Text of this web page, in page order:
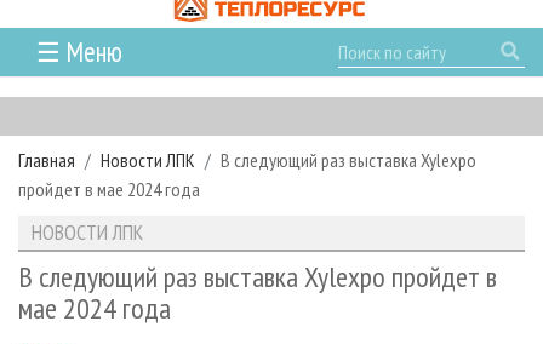
☰ Меню
ГЛАВНАЯ
РУБРИКИ И ТЕМЫ
РУБРИКИ ЖУРНАЛА
ЛЕСОЗАГОТОВКА
ЛЕСОПИЛЕНИЕ
НОВОСТИ
НОВОСТИ ЛПК
НОВОСТИ ЖУРНАЛА
ПРОЕКТЫ ЛПИ
АНАЛИТИКА
ПРЕДПРИЯТИЯ ЛПК
АРХИВ ЖУРНАЛОВ
О ЖУРНАЛЕ
Главная Новости ЛПК
В следующий раз выставка Xylexpo
пройдет в мае 2024 года
НОВОСТИ ЛПК
В следующий раз выставка Xylexpo пройдет в
мае 2024 года